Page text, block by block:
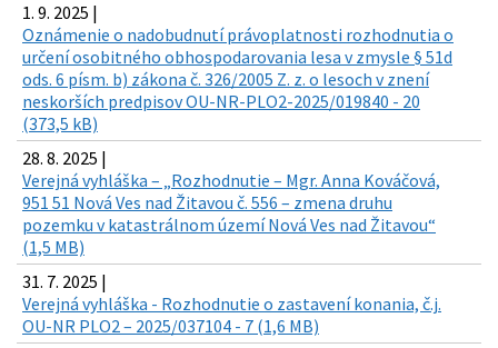
1. 9. 2025 |
Oznámenie o nadobudnutí právoplatnosti rozhodnutia o
určení osobitného obhospodarovania lesa v zmysle § 51d
ods. 6 písm. b) zákona č. 326/2005 Z. z. o lesoch v znení
neskorších predpisov OU-NR-PLO2-2025/019840 - 20
(373,5 kB)
28. 8. 2025 |
Verejná vyhláška – „Rozhodnutie – Mgr. Anna Kováčová,
951 51 Nová Ves nad Žitavou č. 556 – zmena druhu
pozemku v katastrálnom území Nová Ves nad Žitavou“
(1,5 MB)
31. 7. 2025 |
Verejná vyhláška - Rozhodnutie o zastavení konania, č.j.
OU-NR PLO2 – 2025/037104 - 7 (1,6 MB)